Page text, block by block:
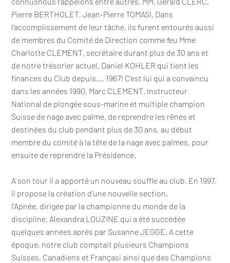
Pierre BERTHOLET, Jean-Pierre TOMASI. Dans
l’accomplissement de leur tâche, ils furent entourés aussi
de membres du Comité de Direction comme feu Mme
Charlotte CLEMENT, secrétaire durant plus de 30 ans et
de notre trésorier actuel, Daniel KOHLER qui tient les
finances du Club depuis…. 1967! C’est lui qui a convaincu
dans les années 1990, Marc CLEMENT, Instructeur
National de plongée sous-marine et multiple champion
Suisse de nage avec palme, de reprendre les rênes et
destinées du club pendant plus de 30 ans, au début
membre du comité à la tête de la nage avec palmes, pour
ensuite de reprendre la Présidence.
A son tour il a apporté un nouveau souffle au club. En 1997,
il propose la création d'une nouvelle section,
l'Apnée, dirigée par la championne du monde de la
discipline, Alexandra LOUZINE qui a été succédée
quelques années après par Susanne JEGGE. A cette
époque, notre club comptait plusieurs Champions
Suisses, Canadiens et Françasi ainsi que des Champions